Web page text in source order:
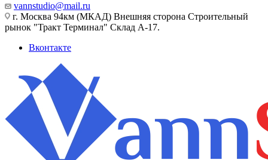
vannstudio@mail.ru
г. Москва 94км (МКАД) Внешняя сторона Строительный
рынок "Тракт Терминал" Склад А-17.
Вконтакте